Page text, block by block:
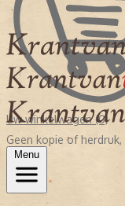
Uw winkelwagen (0)
Geen kopie of
Menu